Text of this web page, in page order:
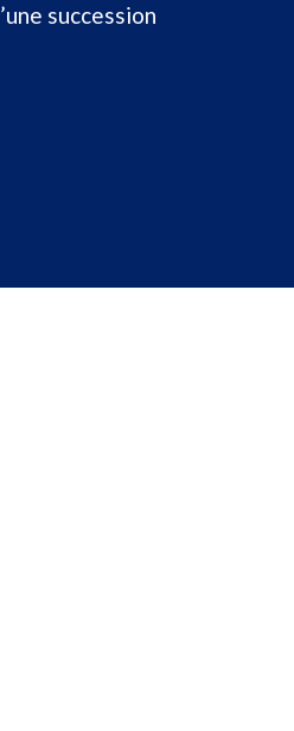
succession